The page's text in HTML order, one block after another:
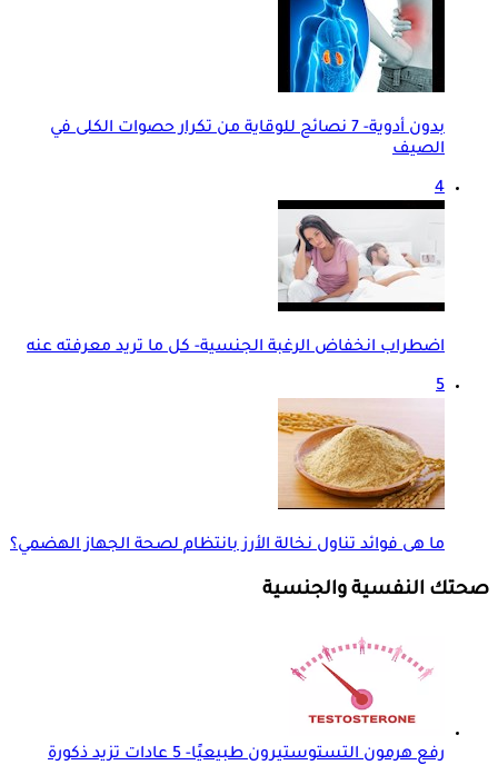
بدون أدوية- 7 نصائح للوقاية من تكرار حصوات الكلى في
الصيف
4
اضطراب انخفاض الرغبة الجنسية- كل ما تريد معرفته عنه
5
ما هى فوائد تناول نخالة الأرز بانتظام لصحة الجهاز الهضمي؟
صحتك النفسية والجنسية
رفع هرمون التستوستيرون طبيعيًا- 5 عادات تزيد ذكورة